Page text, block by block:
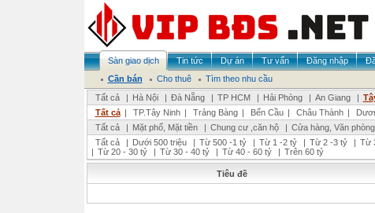
Sàn giao dịch Tin tức Dự án Tư vấn Đăng nhập
Cần bán
Cho thuê
Tìm theo nhu cầu
Tất cả
| Hà Nội | Đà Nẵng | TP HCM | Hải Phòng | An Giang |
Tất cả | TP.Tây Ninh | Trảng Bàng | Bến Cầu | Châu Thành |
Tất cả
| Mặt phố, Mặt tiền | Chung cư ,căn hộ | Cửa hàng, Văn phòng
Tất cả
| Dưới 500 triệu | Từ 500 -1 tỷ | Từ 1 -2 tỷ | Từ 2 -3 tỷ | Từ
| Từ 20 - 30 tỷ | Từ 30 - 40 tỷ | Từ 40 - 60 tỷ | Trên 60 tỷ
Tiêu đề